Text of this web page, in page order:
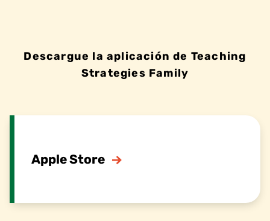
Descargue la aplicación de Teaching
Strategies Family
Apple Store